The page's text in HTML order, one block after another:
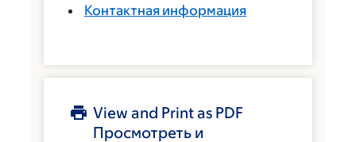
Контактная информация
View and Print as PDF
Просмотреть и